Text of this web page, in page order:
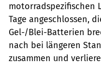
motorradspezifischen
Tage angeschlossen,
Gel-/Blei-Batterien
nach bei ­längeren
zusammen und